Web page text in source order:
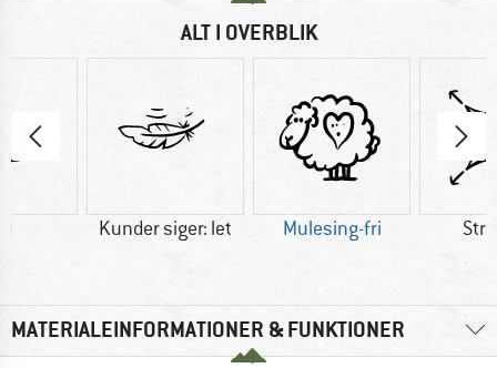
ALT I OVERBLIK
Kunder siger: let Mulesing-fri
MATERIALEINFORMATIONER & FUNKTIONER